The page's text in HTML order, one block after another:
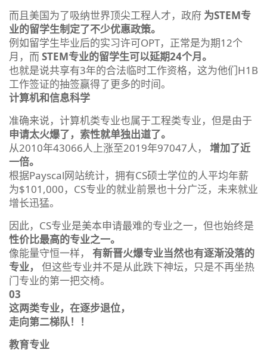
而且美国为了吸纳世界顶尖工程人才，政府 为STEM专
业的留学生制定了不少优惠政策。
例如留学生毕业后的实习许可OPT，正常是为期12个
月，而STEM专业的留学生可以延期24个月。
也就是说共享有3年的合法临时工作资格，这为他们H1B
工作签证的抽签赢得了更多的时间。
计算机和信息科学
准确来说，计算机类专业也属于工程类专业，但是由于
申请太火爆了，索性就单独出道了。
从2010年43066人上涨至2019年97047人， 增加了近
一倍。
根据Payscal网站统计，拥有CS硕士学位的人平均年薪
为$101,000，CS专业的就业前景也十分广泛，未来就业
增长迅猛。
因此，CS专业是美本申请最难的专业之一，但也始终是
性价比最高的专业之一。
像能量守恒一样， 有新晋火爆专业当然也有逐渐没落的
专业，
但这些专业并不是从此跌下神坛，只是不再坐热
门专业的第一把交椅。
03
这两类专业，在逐步退位，
走向第二梯队！！
教育专业